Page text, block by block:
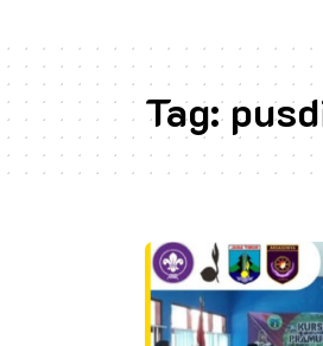
Tag: